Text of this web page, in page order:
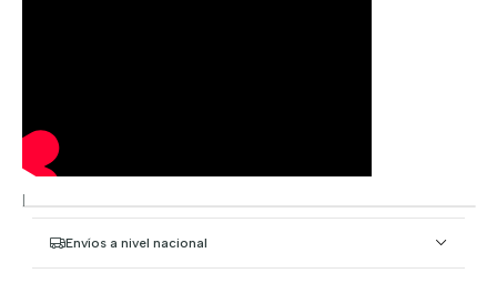
|
Envíos a nivel nacional